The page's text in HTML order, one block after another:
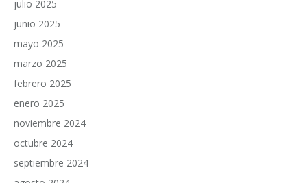
julio 2025
junio 2025
mayo 2025
marzo 2025
febrero 2025
enero 2025
noviembre 2024
octubre 2024
septiembre 2024